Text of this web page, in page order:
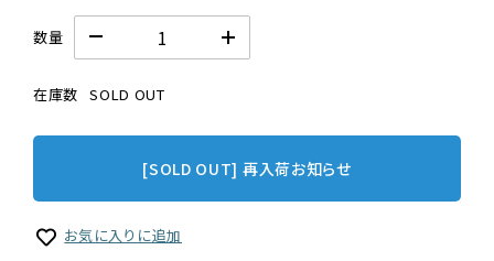
数量
在庫数 SOLD OUT
[SOLD OUT] 再入荷お知らせ
お気に入りに追加